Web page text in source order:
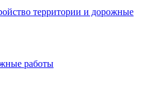
территории и дорожные
работы